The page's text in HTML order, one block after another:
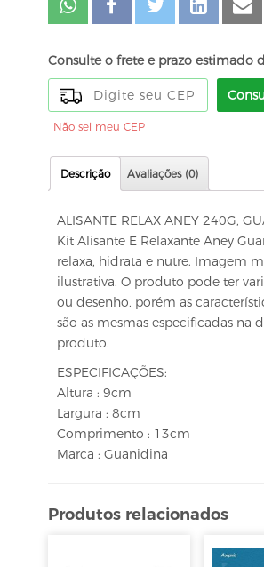
Consulte o frete e prazo estimado
Não sei meu CEP
Descrição Avaliações (0)
ALISANTE RELAX ANEY 240G,
Kit Alisante E Relaxante Aney
relaxa, hidrata e nutre. Imagem
ilustrativa. O produto pode ter
ou desenho, porém as
são as mesmas especificadas na
produto.
ESPECIFICAÇÕES:
Altura : 9cm
Largura : 8cm
Comprimento : 13cm
Marca : Guanidina
Produtos relacionados